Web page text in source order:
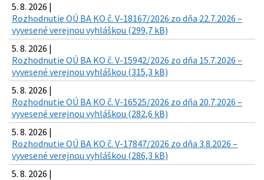
5. 8. 2026 |
Rozhodnutie OÚ BA KO č. V-18167/2026 zo dňa 22.7.2026 –
vyvesené verejnou vyhláškou (299,7 kB)
5. 8. 2026 |
Rozhodnutie OÚ BA KO č. V-15942/2026 zo dňa 15.7.2026 –
vyvesené verejnou vyhláškou (315,3 kB)
5. 8. 2026 |
Rozhodnutie OÚ BA KO č. V-16525/2026 zo dňa 20.7.2026 –
vyvesené verejnou vyhláškou (282,6 kB)
5. 8. 2026 |
Rozhodnutie OÚ BA KO č. V-17847/2026 zo dňa 3.8.2026 –
vyvesené verejnou vyhláškou (286,3 kB)
5. 8. 2026 |